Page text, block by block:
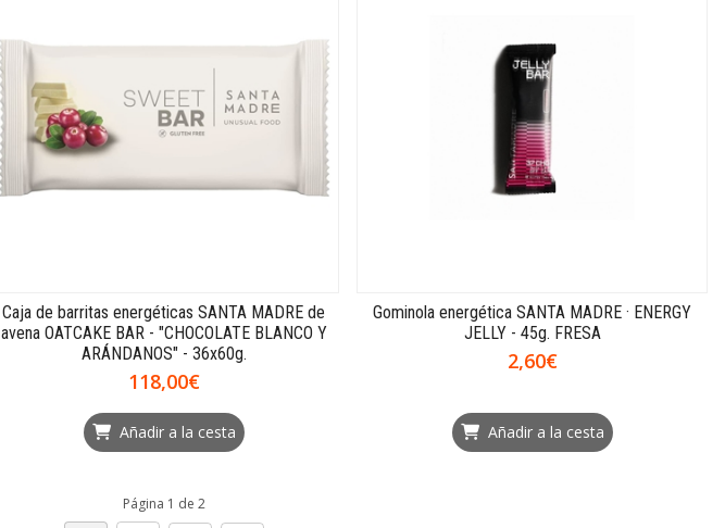
Caja de barritas energéticas SANTA MADRE de
avena OATCAKE BAR - "CHOCOLATE BLANCO Y
ARÁNDANOS" - 36x60g.
118,00€
Añadir a la cesta
Gominola energética SANTA MADRE · ENERGY
JELLY - 45g. FRESA
2,60€
Añadir a la cesta
Página 1 de 2